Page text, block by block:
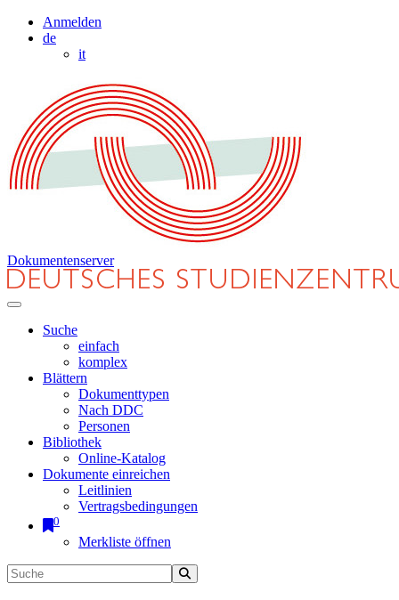
Anmelden
de
it
Dokumentenserver
Suche
einfach
komplex
Blättern
Dokumenttypen
Nach DDC
Personen
Bibliothek
Online-Katalog
Dokumente einreichen
Leitlinien
Vertragsbedingungen
0
Merkliste öffnen